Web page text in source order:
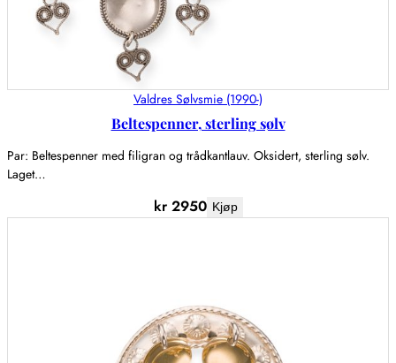
Valdres Sølvsmie (1990-)
Beltespenner, sterling sølv
Par: Beltespenner med filigran og trådkantlauv. Oksidert, sterling sølv.
Laget…
kr2950 Kjøp